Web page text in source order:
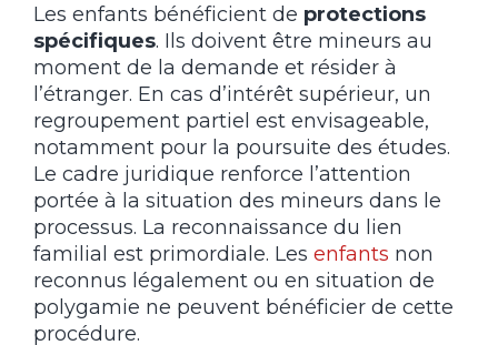
Les enfants bénéficient de protections
spécifiques. Ils doivent être mineurs au
moment de la demande et résider à
l’étranger. En cas d’intérêt supérieur, un
regroupement partiel est envisageable,
notamment pour la poursuite des études.
Le cadre juridique renforce l’attention
portée à la situation des mineurs dans le
processus. La reconnaissance du lien
familial est primordiale. Les enfants non
reconnus légalement ou en situation de
polygamie ne peuvent bénéficier de cette
procédure.